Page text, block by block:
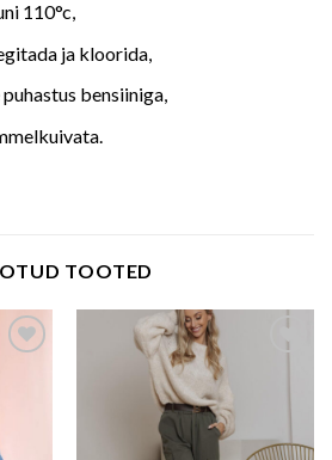
110°c,
ja kloorida,
bensiiniga,
TOOTED
Add to wishlist